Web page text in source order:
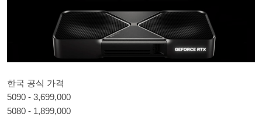
한국 공식 가격
5090 - 3,699,000
5080 - 1,899,000